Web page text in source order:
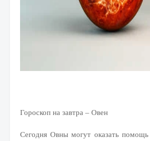
Гороскоп на завтра – Овен
Сегодня Овны могут оказать